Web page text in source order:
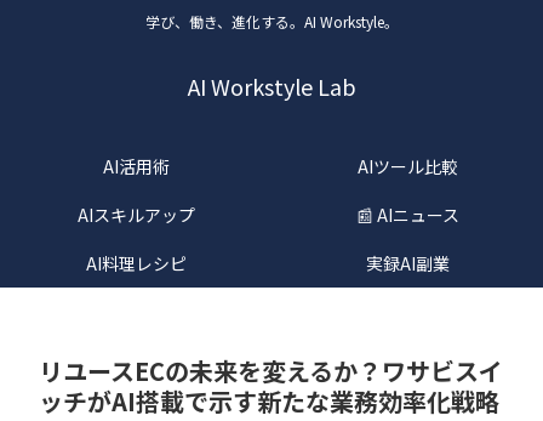
学び、働き、進化する。AI Workstyle。
AI Workstyle Lab
AI活用術
AIツール比較
AIスキルアップ
📰 AIニュース
AI料理レシピ
実録AI副業
リユースECの未来を変えるか？ワサビスイ
ッチがAI搭載で示す新たな業務効率化戦略